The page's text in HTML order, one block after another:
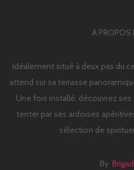
A PROPOS
Idéalement situé à deux pas du
attend sur sa terrasse
Une fois installé, découvrez
tenter par ses ardoises
sélection de
By